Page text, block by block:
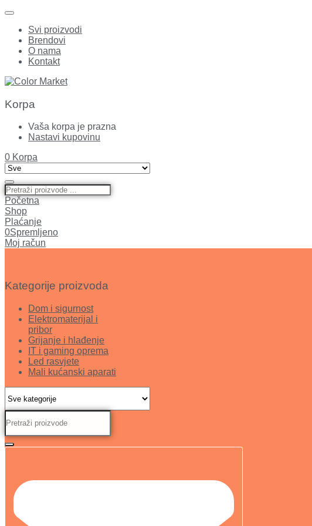
Svi proizvodi
Brendovi
O nama
Kontakt
Korpa
Vaša korpa je prazna
Nastavi kupovinu
0 Korpa
Početna
Shop
Plaćanje
0Spremljeno
Moj račun
Kategorije proizvoda
Dom i sigurnost
Elektromaterijal i
pribor
Grijanje i hlađenje
IT i gaming oprema
Led rasvjete
Mali kućanski aparati